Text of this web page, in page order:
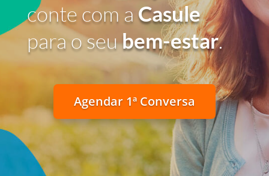
conte com a Casule
para o seubem-estar.
Agendar 1ª Conversa